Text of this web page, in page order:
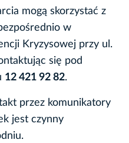
mogą skorzystać z
w
Kryzysowej przy ul.
się pod
12 421 92 82.
przez komunikatory
jest czynny